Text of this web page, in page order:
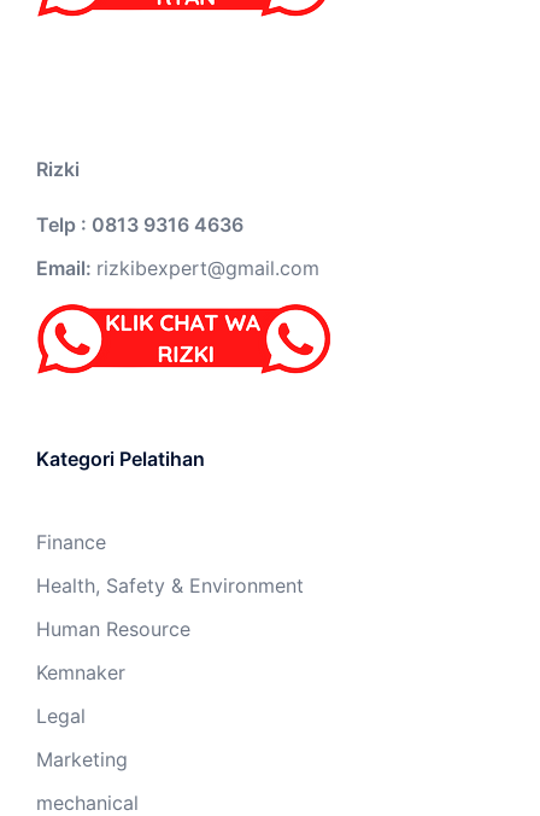
Rizki
Telp : 0813 9316 4636
Email: rizkibexpert@gmail.com
Kategori Pelatihan
Finance
Health, Safety & Environment
Human Resource
Kemnaker
Legal
Marketing
mechanical